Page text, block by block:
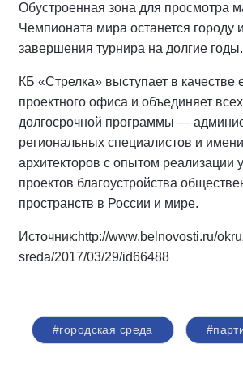
Обустроенная зона для просмотра
Чемпионата мира останется городу
завершения турнира на долгие годы.
КБ «Стрелка» выступает в качестве
проектного офиса и объединяет
долгосрочной программы —
региональных специалистов и
архитекторов с опытом реализации
проектов благоустройства
пространств в России и мире.
Источник:http://www.belnovosti.ru/
sreda/2017/03/29/id66488
#городская среда